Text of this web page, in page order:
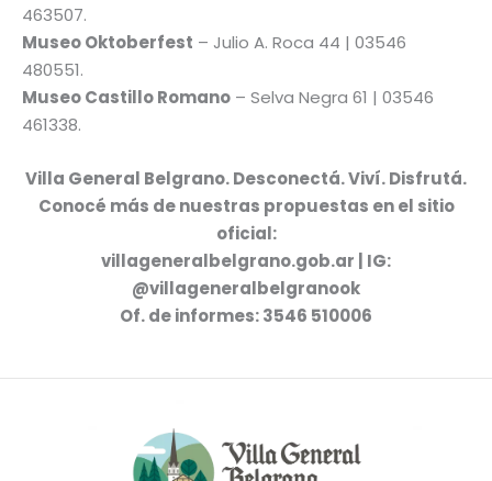
463507.
Museo Oktoberfest – Julio A. Roca 44 | 03546
480551.
Museo Castillo Romano – Selva Negra 61 | 03546
461338.
Villa General Belgrano. Desconectá. Viví. Disfrutá.
Conocé más de nuestras propuestas en el sitio
oficial:
villageneralbelgrano.gob.ar | IG:
@villageneralbelgranook
Of. de informes: 3546 510006